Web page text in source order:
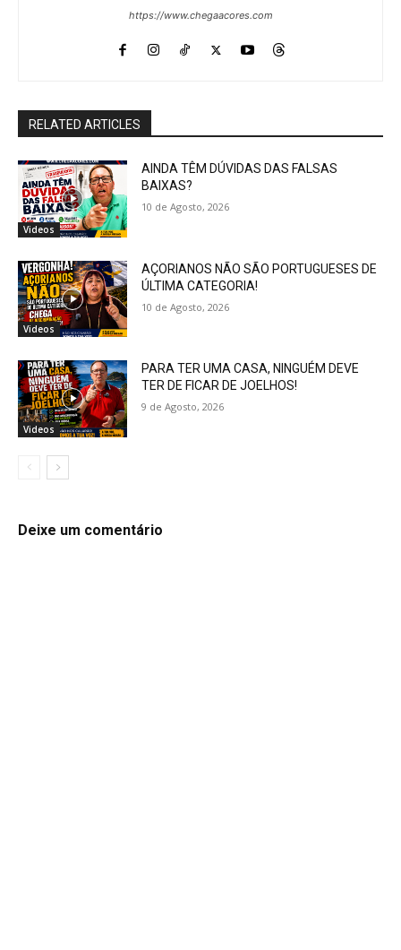
https://www.chegaacores.com
RELATED ARTICLES
Videos
AINDA TÊM DÚVIDAS DAS FALSAS
BAIXAS?
10 de Agosto, 2026
Videos
AÇORIANOS NÃO SÃO PORTUGUESES DE
ÚLTIMA CATEGORIA!
10 de Agosto, 2026
Videos
PARA TER UMA CASA, NINGUÉM DEVE
TER DE FICAR DE JOELHOS!
9 de Agosto, 2026
Deixe um comentário